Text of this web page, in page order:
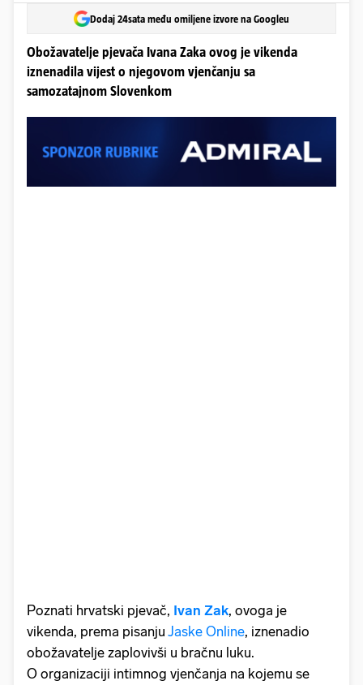
Dodaj 24sata među omiljene izvore na Googleu
Obožavatelje pjevača Ivana Zaka ovog je vikenda
iznenadila vijest o njegovom vjenčanju sa
samozatajnom Slovenkom
Poznati hrvatski pjevač, Ivan Zak, ovoga je
vikenda, prema pisanju Jaske Online, iznenadio
obožavatelje zaplovivši u bračnu luku.
O organizaciji intimnog vjenčanja na kojemu se